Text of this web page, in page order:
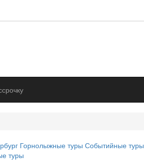
Горнолыжные туры Событийные туры
туры